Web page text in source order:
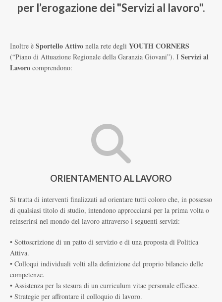
per l’erogazione dei "Servizi al lavoro".
Inoltre è Sportello Attivo nella rete degli YOUTH CORNERS
(“Piano di Attuazione Regionale della Garanzia Giovani”). I Servizi al
Lavoro comprendono:
ORIENTAMENTO AL LAVORO
Si tratta di interventi finalizzati ad orientare tutti coloro che, in possesso
di qualsiasi titolo di studio, intendono approcciarsi per la prima volta o
reinserirsi nel mondo del lavoro attraverso i seguenti servizi:
• Sottoscrizione di un patto di servizio e di una proposta di Politica
Attiva.
• Colloqui individuali volti alla definizione del proprio bilancio delle
competenze.
• Assistenza per la stesura di un curriculum vitae personale efficace.
• Strategie per affrontare il colloquio di lavoro.